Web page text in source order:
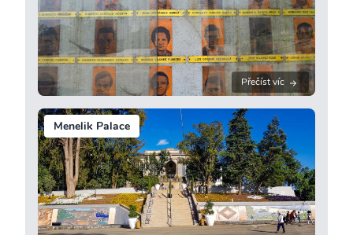
Přečíst víc
Menelik Palace